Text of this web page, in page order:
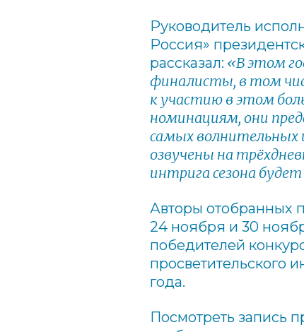
Руководитель
Россия»
рассказал: «В этом
финалисты, в том
к участию в этом
номинациям, они
самых волнительных
озвучены на
интрига сезона
Авторы отобранных
24 ноября и 30
победителей
просветительского
года.
Посмотреть запись